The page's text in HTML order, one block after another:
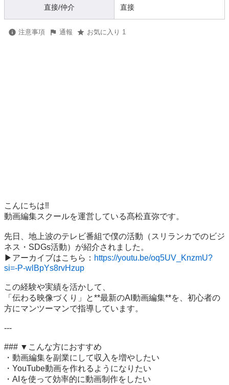
直接/仲介 直接
注意事項 通報 お気に入り 1
こんにちは‼️
動画編集スクールを運営している髙松直弥です。
先日、地上波のテレビ番組で僕の活動（スリランカでのビジ
ネス・SDGs活動）が紹介されました。
▶アーカイブはこちら： https://youtu.be/oq5UV_KnzmU?
si=-P-wlBpYs8rvHzup
この経験や実績を活かして、
「伝わる映像づくり」と**最新のAI動画編集**を、初心者の
方にマンツーマンで指導しています。
---
### ▼こんな方におすすめ
・動画編集を副業にして収入を増やしたい
・YouTube動画を作れるようになりたい
・AIを使って効率的に動画制作をしたい